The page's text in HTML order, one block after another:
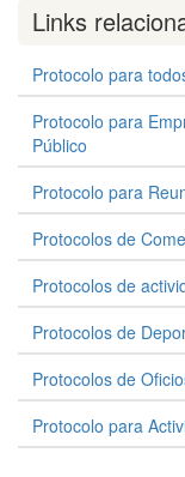
Links
Protocolo para
Protocolo para
Público
Protocolo para
Protocolos de
Protocolos de
Protocolos de
Protocolos de
Protocolo para